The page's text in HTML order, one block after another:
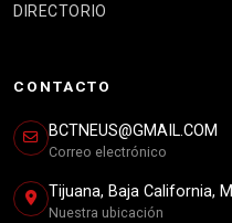
DIRECTORIO
CONTACTO
BCTNEUS@GMAIL.COM
Correo electrónico
Tijuana, Baja California,
Nuestra ubicación